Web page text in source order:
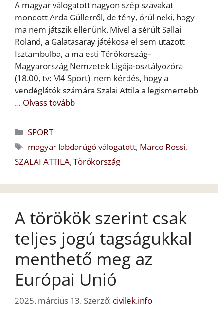
A magyar válogatott nagyon szép szavakat
mondott Arda Güllerről, de tény, örül neki, hogy
ma nem játszik ellenünk. Mivel a sérült Sallai
Roland, a Galatasaray játékosa el sem utazott
Isztambulba, a ma esti Törökország–
Magyarország Nemzetek Ligája-osztályozóra
(18.00, tv: M4 Sport), nem kérdés, hogy a
vendéglátók számára Szalai Attila a legismertebb
… Olvass tovább
Kategória
SPORT
Címkék
magyar labdarúgó válogatott, Marco Rossi,
SZALAI ATTILA, Törökország
A törökök szerint csak
teljes jogú tagságukkal
menthető meg az
Európai Unió
2025. március 13. Szerző: civilek.info